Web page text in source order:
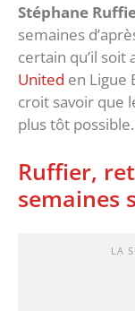
Stéphane
semaines
certain qu’il
United en Ligue
croit savoir que
plus tôt possible.
Ruffier,
semaines
LA